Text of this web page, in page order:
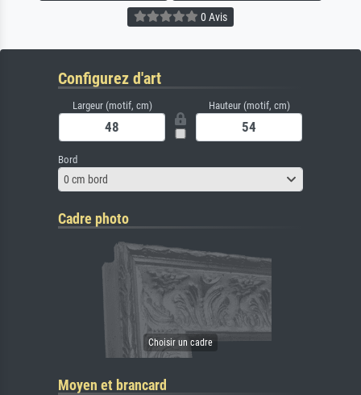
0 Avis
Configurez d'art
Largeur (motif, cm) Hauteur (motif, cm)
Bord
0 cm bord
Cadre photo
Moyen et brancard